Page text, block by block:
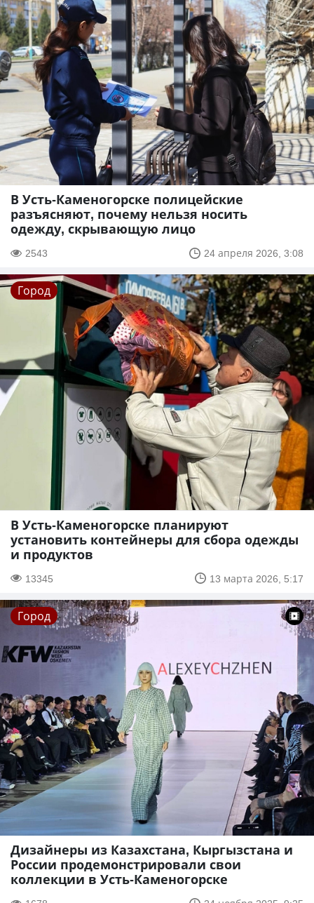
В Усть-Каменогорске полицейские
разъясняют, почему нельзя носить
одежду, скрывающую лицо
2543 24 апреля 2026, 3:08
Город
В Усть-Каменогорске планируют
установить контейнеры для сбора одежды
и продуктов
13345 13 марта 2026, 5:17
Город
Дизайнеры из Казахстана, Кыргызстана и
России продемонстрировали свои
коллекции в Усть-Каменогорске